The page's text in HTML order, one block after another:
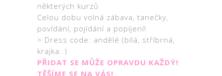
některých kurzů
Celou dobu volná zábava, tanečky,
povídání, pojídání a popíjení!
> Dress code: andělé (bílá, stříbrná,
krajka..)
PŘIDAT SE MŮŽE OPRAVDU KAŽDÝ!
TĚŠÍME SE NA VÁS!